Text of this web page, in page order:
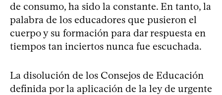
de consumo, ha sido la constante. En tanto, la
palabra de los educadores que pusieron el
cuerpo y su formación para dar respuesta en
tiempos tan inciertos nunca fue escuchada.
La disolución de los Consejos de Educación
definida por la aplicación de la ley de urgente